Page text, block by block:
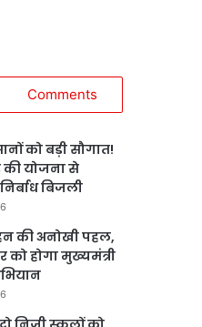
Comments
को बड़ी सौगात!
की योजना से
बिजली
की अनोखी पहल,
को होगा मुख्यमंत्री